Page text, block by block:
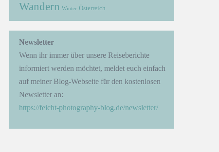
Wandern Winter Österreich
Newsletter
Wenn ihr immer über unsere Reiseberichte
informiert werden möchtet, meldet euch einfach
auf meiner Blog-Webseite für den kostenlosen
Newsletter an:
https://feicht-photography-blog.de/newsletter/